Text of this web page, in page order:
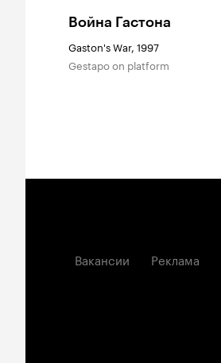
Война Гастона
Gaston's War, 1997
Gestapo on platform
Вакансии Реклама